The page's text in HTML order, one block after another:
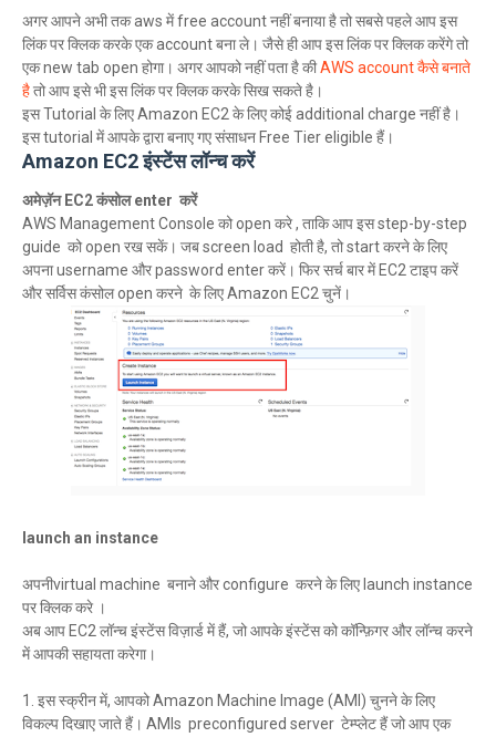
अगर आपने अभी तक aws में free account नहीं बनाया है तो सबसे पहले आप इस
लिंक पर क्लिक करके एक account बना ले। जैसे ही आप इस लिंक पर क्लिक करेंगे तो
एक new tab open होगा। अगर आपको नहीं पता है कीAWS account कैसे बनाते
हैतो आप इसे भी इस लिंक पर क्लिक करके सिख सकते है।
इस Tutorial के लिए Amazon EC2 के लिए कोई additional charge नहीं है।
इस tutorial में आपके द्वारा बनाए गए संसाधन Free Tier eligible हैं।
Amazon EC2 इंस्टेंस लॉन्च करें
अमेज़ॅन EC2 कंसोल enter करें
AWS Management Console को open करे , ताकि आप इस step-by-step
guide को open रख सकें। जब screen load होती है, तो start करने के लिए
अपना username और password enter करें। फिर सर्च बार में EC2 टाइप करें
और सर्विस कंसोल open करने के लिए Amazon EC2 चुनें।
launch an instance
अपनीvirtual machine बनाने और configure करने के लिए launch instance
पर क्लिक करे ।
अब आप EC2 लॉन्च इंस्टेंस विज़ार्ड में हैं, जो आपके इंस्टेंस को कॉन्फ़िगर और लॉन्च करने
में आपकी सहायता करेगा।
1. इस स्क्रीन में, आपको Amazon Machine Image (AMI) चुनने के लिए
विकल्प दिखाए जाते हैं। AMIs preconfigured server टेम्प्लेट हैं जो आप एक